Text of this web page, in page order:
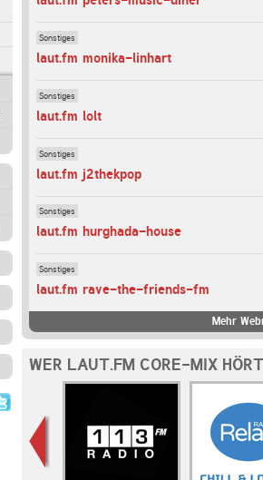
Sonstiges
laut.fm monika-linhart
Sonstiges
laut.fm lolt
Sonstiges
laut.fm j2thekpop
Sonstiges
laut.fm hurghada-house
Sonstiges
laut.fm rave-the-friends-fm
Mehr
WER LAUT.FM CORE-MIX